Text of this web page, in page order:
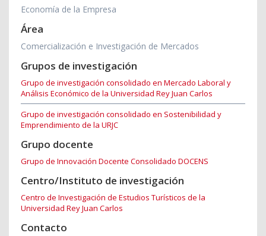
Economía de la Empresa
Área
Comercialización e Investigación de Mercados
Grupos de investigación
Grupo de investigación consolidado en Mercado Laboral y
Análisis Económico de la Universidad Rey Juan Carlos
Grupo de investigación consolidado en Sostenibilidad y
Emprendimiento de la URJC
Grupo docente
Grupo de Innovación Docente Consolidado DOCENS
Centro/Instituto de investigación
Centro de Investigación de Estudios Turísticos de la
Universidad Rey Juan Carlos
Contacto